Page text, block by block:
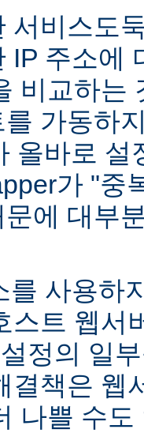
서비스도
IP 주소에
비교하는
가동하
올바로 설
가 "중
에 대부
를 사용하
스트 웹서
정의 일
결책은 웹
나쁠 수도